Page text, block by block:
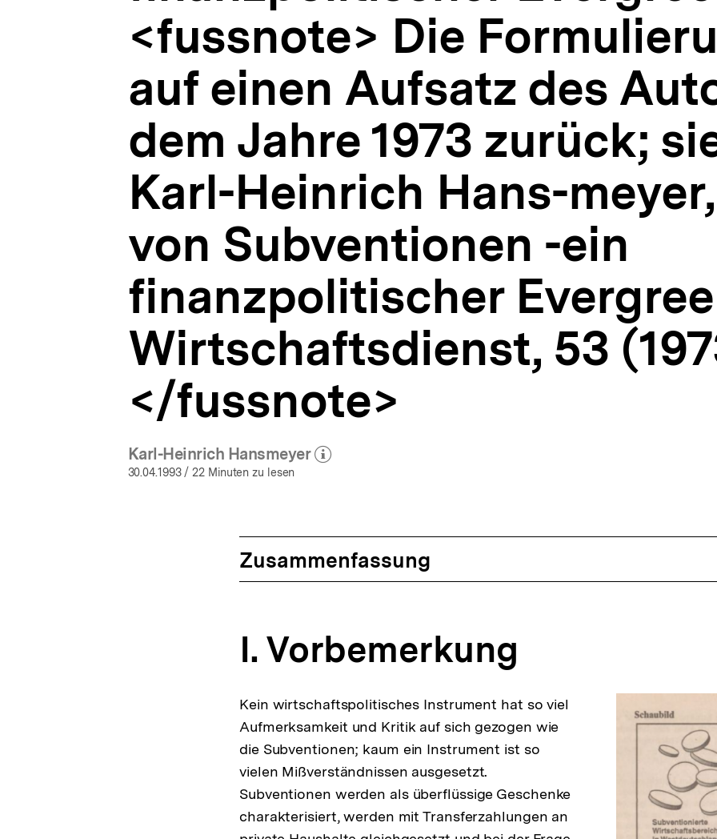
<fussnote> Die
auf einen Aufsatz des
dem Jahre 1973 zurück;
Karl-Heinrich Hans-
von Subventionen -ein
finanzpolitischer
Wirtschaftsdienst, 53
</fussnote>
Karl-Heinrich Hansmeyer
(Mehr zum Autor)
30.04.1993/ 22 Minuten zu lesen
Zusammenfassung
I. Vorbemerkung
Kein wirtschaftspolitisches Instrument hat so viel
Aufmerksamkeit und Kritik auf sich gezogen wie
die Subventionen; kaum ein Instrument ist so
vielen Mißverständnissen ausgesetzt.
Subventionen werden als überflüssige Geschenke
charakterisiert, werden mit Transferzahlungen an